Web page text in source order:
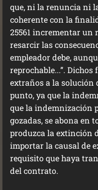
que, ni la renuncia ni
coherente con la
25561 incrementar un
resarcir las
empleador debe,
reprochable...”.
extraños a la solución
punto, ya que la
que la indemnización
gozadas, se abona en
produzca la extinción
importar la causal de
requisito que haya
del contrato.